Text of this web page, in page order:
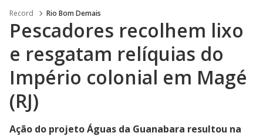
Record Rio Bom Demais
Pescadores recolhem lixo
e resgatam relíquias do
Império colonial em Magé
(RJ)
Ação do projeto Águas da Guanabara resultou na